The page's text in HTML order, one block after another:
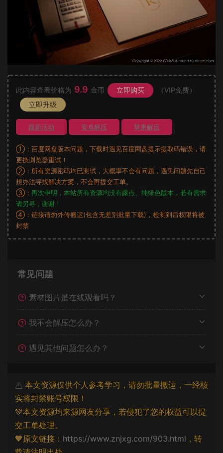
此内容查看价格为 9.9 金币 立即购买
（VIP免费）
立即升级
最新活动 安卓解压 苹果解压
①：百度网盘版本问题，下载时遇见百度网盘提示提取码错误，请
更换浏览器重试！
②：所有资源密码均已测试，大概率不会有问题，遇见问题先自己
想办法寻找解决方案，不会再提交工单。
③： 再次申明，本站所有资源均没有露点、纯绿色版本，若有需求
请另寻，谢谢！
④：链接请勿外传搬运(包含无差别批量下载)，检测到后权限将被
封禁
常见问题
素材图片是在线观看吗？
我不会解压怎么办？
遇见其他问题怎么办？
本文资源仅供个人参考学习，请勿批量搬运，一经核
实将封禁账号权限！
💚本文资源均来源网友分享，若侵犯了您的权益可以提
交工单处理。
🧡原文链接： https://www.znjxg.com/903.html ，转